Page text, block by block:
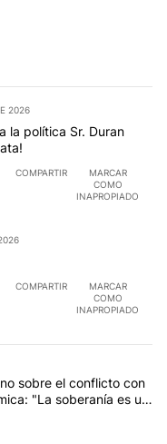
2026
la política Sr. Duran
COMPARTIR
MARCAR
COMO
INAPROPIADO
COMPARTIR
MARCAR
COMO
INAPROPIADO
comentarios en los
inconsistencias de
sobre el conflicto con
"La soberanía es un